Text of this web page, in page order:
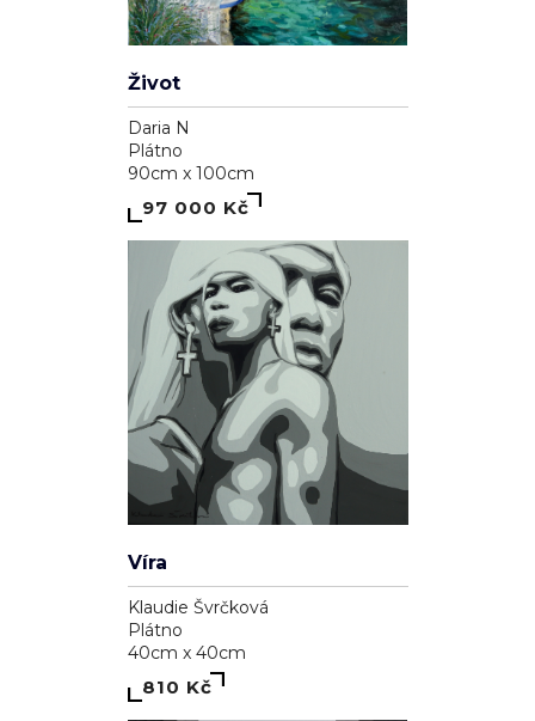
Život
Daria N
Plátno
90cm x 100cm
97 000 Kč
Víra
Klaudie Švrčková
Plátno
40cm x 40cm
810 Kč